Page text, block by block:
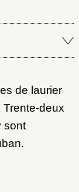
de laurier
deux
sont